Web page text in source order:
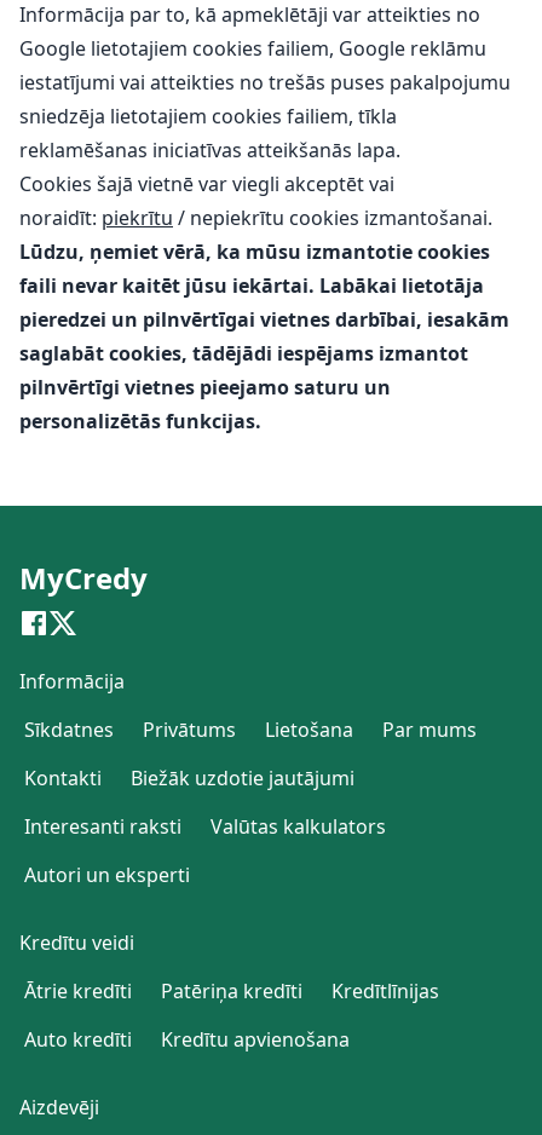
Informācija par to, kā apmeklētāji var atteikties no
Google lietotajiem cookies failiem, Google reklāmu
iestatījumi vai atteikties no trešās puses pakalpojumu
sniedzēja lietotajiem cookies failiem, tīkla
reklamēšanas iniciatīvas atteikšanās lapa.
Cookies šajā vietnē var viegli akceptēt vai
noraidīt: piekrītu / nepiekrītu cookies izmantošanai.
Lūdzu, ņemiet vērā, ka mūsu izmantotie cookies
faili nevar kaitēt jūsu iekārtai. Labākai lietotāja
pieredzei un pilnvērtīgai vietnes darbībai, iesakām
saglabāt cookies, tādējādi iespējams izmantot
pilnvērtīgi vietnes pieejamo saturu un
personalizētās funkcijas.
MyCredy
Informācija
Sīkdatnes
Privātums Lietošana
Par mums
Kontakti
Biežāk uzdotie jautājumi
Interesanti raksti
Valūtas kalkulators
Autori un eksperti
Kredītu veidi
Ātrie kredīti
Patēriņa kredīti
Kredītlīnijas
Auto kredīti
Kredītu apvienošana
Aizdevēji